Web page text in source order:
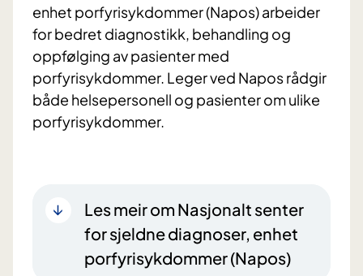
enhet porfyrisykdommer (Napos) arbeider
for bedret diagnostikk, behandling og
oppfølging av pasienter med
porfyrisykdommer. Leger ved Napos rådgir
både helsepersonell og pasienter om ulike
porfyrisykdommer.
Les meir om Nasjonalt senter
for sjeldne diagnoser, enhet
porfyrisykdommer (Napos)